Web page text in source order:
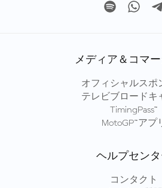
メディア＆コマ
オフィシャルスポ
テレビブロードキ
TimingPass™
MotoGP™アプ
ヘルプセン
コンタクト